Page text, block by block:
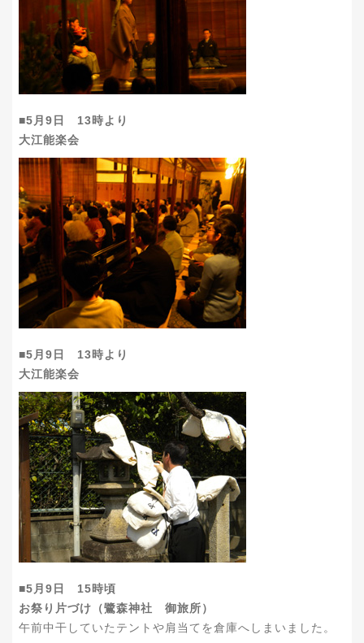
■5月9日 13時より
大江能楽会
■5月9日 13時より
大江能楽会
■5月9日 15時頃
お祭り片づけ（鷺森神社 御旅所）
午前中干していたテントや肩当てを倉庫へしまいました。